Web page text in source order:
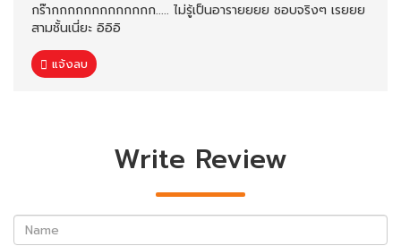
กร๊ากกกกกกกกกกกกก..... ไม่รู้เป็นอารายยยย ชอบจริงๆ เรยยย
สามชั้นเนี่ยะ อิอิอิ
แจ้งลบ
Write Review
Name